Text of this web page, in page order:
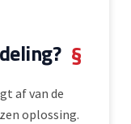
§
af van de
oplossing.